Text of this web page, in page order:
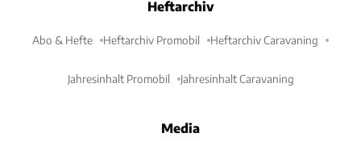
Heftarchiv
Abo & Hefte Heftarchiv Promobil Heftarchiv Caravaning
Jahresinhalt Promobil Jahresinhalt Caravaning
Media